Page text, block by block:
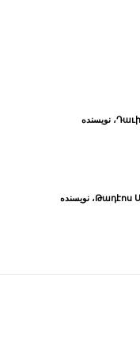
، نویسنده
Թադէոս، نویسنده